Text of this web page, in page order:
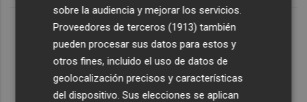
sobre la audiencia y mejorar los servicios.
Proveedores de terceros (1913) también
pueden procesar sus datos para estos y
otros fines, incluido el uso de datos de
geolocalización precisos y características
del dispositivo. Sus elecciones se aplican